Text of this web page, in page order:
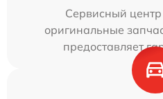
Сервисный
оригинальные
предоставляет